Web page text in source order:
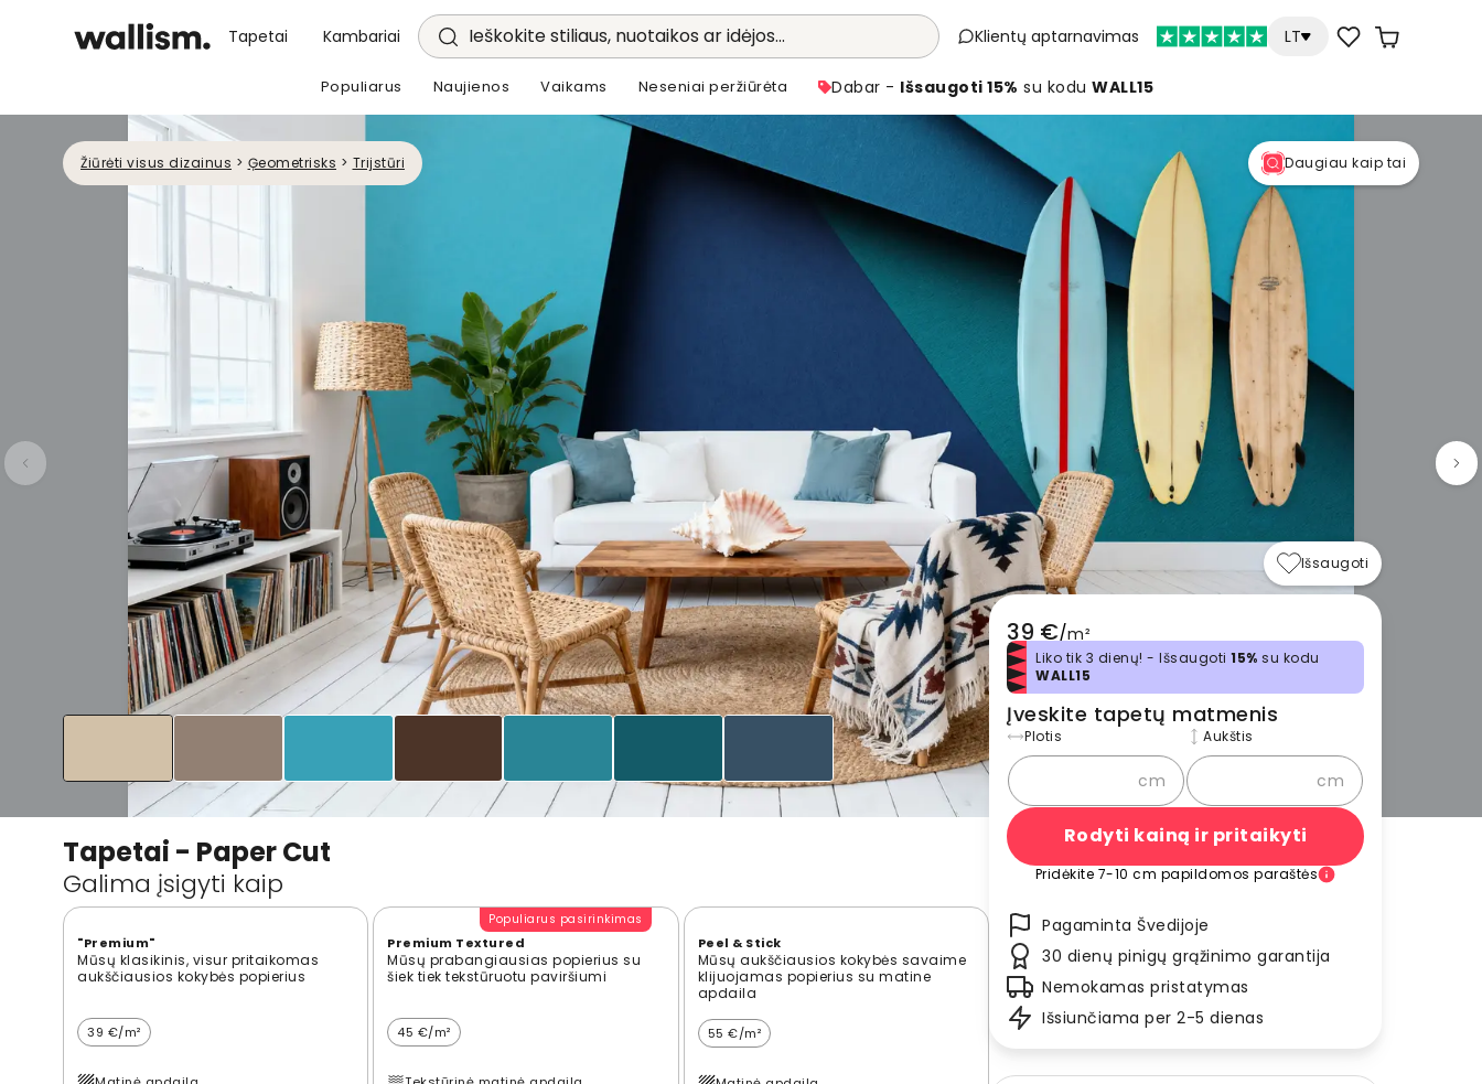
Tapetai Kambariai Ieškokite stiliaus, nuotaikos ar idėjos... Klientų aptarnavimas LT
Populiarus Naujienos Vaikams Neseniai peržiūrėta Dabar - Išsaugoti 15% su koduWALL15
Žiūrėti visus dizainus > Ģeometrisks > Trijstūri Daugiau kaip tai
Tapetai - Paper Cut
Galima įsigyti kaip
"Premium"
Mūsų klasikinis, visur pritaikomas
aukščiausios kokybės popierius
39 €/m²
Populiarus pasirinkimas
Premium Textured
Mūsų prabangiausias popierius su
šiek tiek tekstūruotu paviršiumi
45 €/m²
Peel & Stick
Mūsų aukščiausios kokybės savaime
klijuojamas popierius su matine
apdaila
55 €/m²
Išsaugoti
39 €/m²
Liko tik 3 dienų! - Išsaugoti 15% su kodu
WALL15
Įveskite tapetų matmenis
Plotis
cm
Aukštis
cm
Rodyti kainą ir pritaikyti
Pridėkite 7-10 cm papildomos paraštės
Pagaminta Švedijoje
30 dienų pinigų grąžinimo garantija
Nemokamas pristatymas
Išsiunčiama per 2-5 dienas